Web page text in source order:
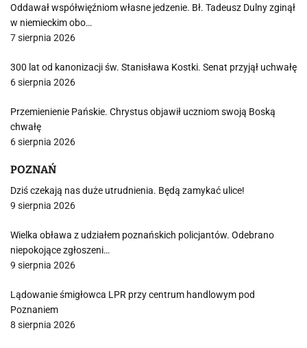
Oddawał współwięźniom własne jedzenie. Bł. Tadeusz Dulny zginął
w niemieckim obo…
7 sierpnia 2026
300 lat od kanonizacji św. Stanisława Kostki. Senat przyjął uchwałę
6 sierpnia 2026
Przemienienie Pańskie. Chrystus objawił uczniom swoją Boską
chwałę
6 sierpnia 2026
POZNAŃ
Dziś czekają nas duże utrudnienia. Będą zamykać ulice!
9 sierpnia 2026
Wielka obława z udziałem poznańskich policjantów. Odebrano
niepokojące zgłoszeni…
9 sierpnia 2026
Lądowanie śmigłowca LPR przy centrum handlowym pod
Poznaniem
8 sierpnia 2026